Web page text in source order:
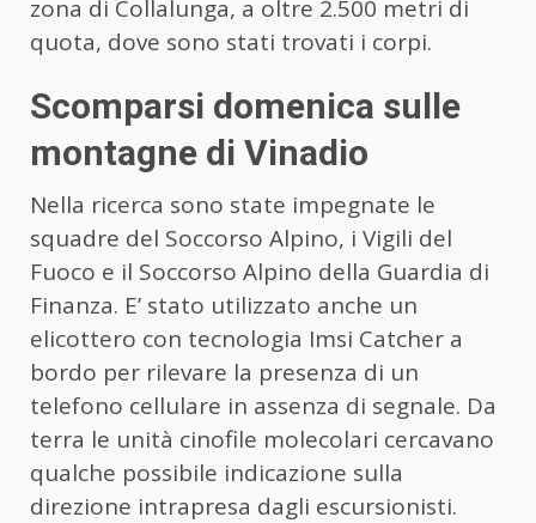
zona di Collalunga, a oltre 2.500 metri di
quota, dove sono stati trovati i corpi.
Scomparsi domenica sulle
montagne di Vinadio
Nella ricerca sono state impegnate le
squadre del Soccorso Alpino, i Vigili del
Fuoco e il Soccorso Alpino della Guardia di
Finanza. E’ stato utilizzato anche un
elicottero con tecnologia Imsi Catcher a
bordo per rilevare la presenza di un
telefono cellulare in assenza di segnale. Da
terra le unità cinofile molecolari cercavano
qualche possibile indicazione sulla
direzione intrapresa dagli escursionisti.